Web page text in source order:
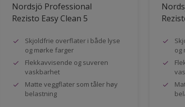
Nordsjö Professional
Rezisto Easy Clean 5
Skjoldfrie overflater i både lyse
og mørke farger
Flekkavvisende og suveren
vaskbarhet
Matte veggflater som tåler høy
belastning
og